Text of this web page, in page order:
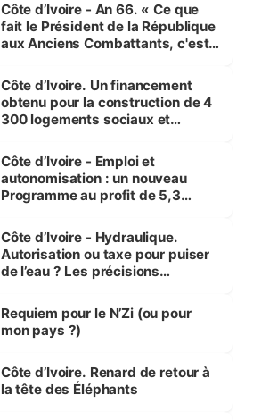
Côte d’Ivoire - An 66. « Ce que
fait le Président de la République
aux Anciens Combattants, c'est
Côte d’Ivoire. Un financement
obtenu pour la construction de 4
300 logements sociaux et
et Yamoussoukro
Côte d’Ivoire - Emploi et
autonomisation : un nouveau
Programme au profit de 5,3
Côte d’Ivoire - Hydraulique.
Autorisation ou taxe pour puiser
de l’eau ? Les précisions
Requiem pour le N’Zi (ou pour
mon pays ?)
Côte d’Ivoire. Renard de retour à
la tête des Éléphants